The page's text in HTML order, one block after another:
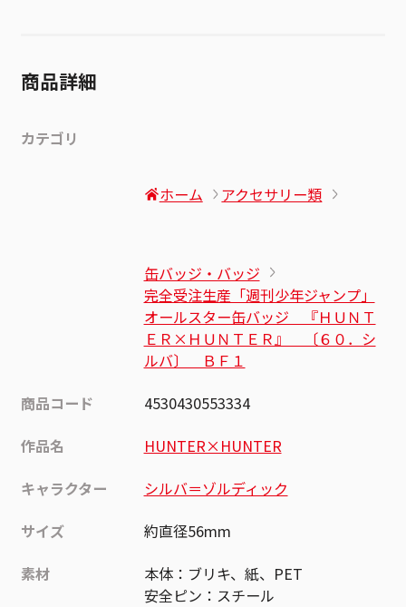
商品詳細
カテゴリ
ホーム アクセサリー類
缶バッジ・バッジ
完全受注生産「週刊少年ジャンプ」
オールスター缶バッジ 『ＨＵＮＴ
ＥＲ×ＨＵＮＴＥＲ』 〔６０．シ
ルバ〕 ＢＦ１
商品コード
4530430553334
作品名
HUNTER×HUNTER
キャラクター
シルバ＝ゾルディック
サイズ
約直径56mm
素材
本体：ブリキ、紙、PET
安全ピン：スチール